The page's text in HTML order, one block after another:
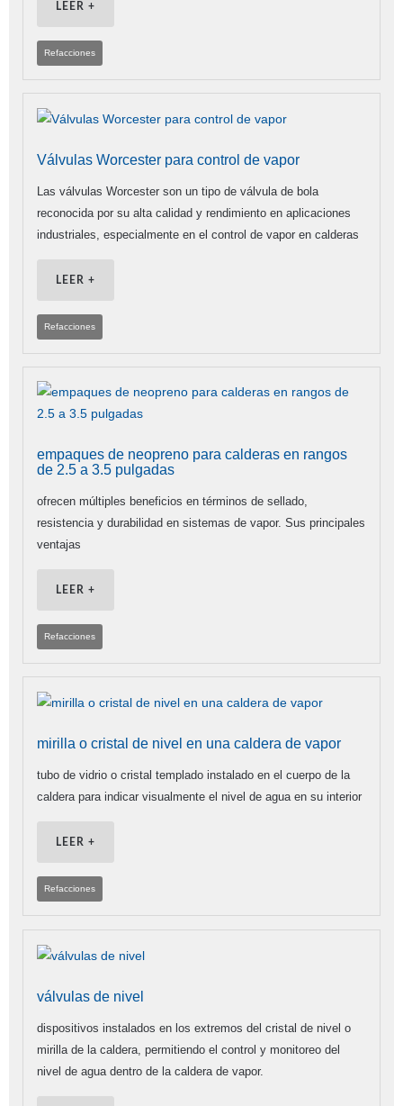
LEER +
Refacciones
Válvulas Worcester para control de vapor
Las válvulas Worcester son un tipo de válvula de bola
reconocida por su alta calidad y rendimiento en aplicaciones
industriales, especialmente en el control de vapor en calderas
LEER +
Refacciones
empaques de neopreno para calderas en rangos
de 2.5 a 3.5 pulgadas
ofrecen múltiples beneficios en términos de sellado,
resistencia y durabilidad en sistemas de vapor. Sus principales
ventajas
LEER +
Refacciones
mirilla o cristal de nivel en una caldera de vapor
tubo de vidrio o cristal templado instalado en el cuerpo de la
caldera para indicar visualmente el nivel de agua en su interior
LEER +
Refacciones
válvulas de nivel
dispositivos instalados en los extremos del cristal de nivel o
mirilla de la caldera, permitiendo el control y monitoreo del
nivel de agua dentro de la caldera de vapor.